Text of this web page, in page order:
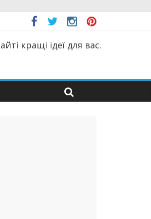
кращі ідеї для вас.